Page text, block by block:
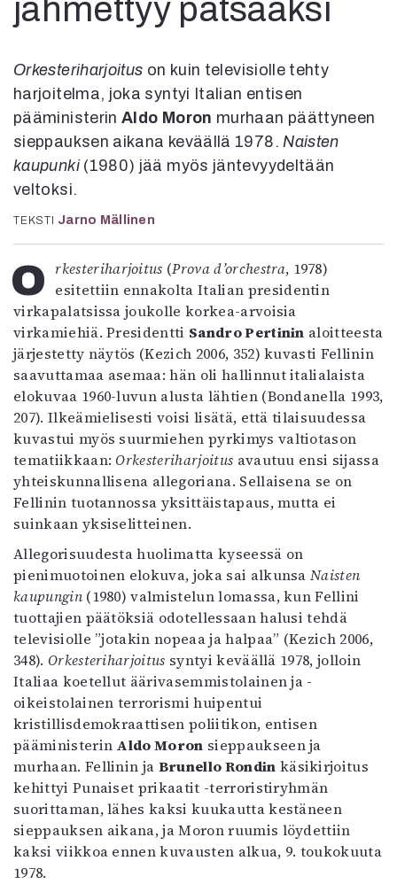
Kirjat
In English
Arkisto
Lehdet
4/2026
2–3/2026
Lehtiarkisto
Info
Tilaus ja irtonumerot
Yhteistyössä
Toimitus
Mediatiedot
Kaltio ry
jähmettyy patsaaksi
Orkesteriharjoitus on kuin televisiolle tehty
harjoitelma, joka syntyi Italian entisen
pääministerinAldo Moron murhaan päättyneen
sieppauksen aikana keväällä 1978.Naisten
kaupunki(1980) jää myös jäntevyydeltään
veltoksi.
TEKSTI Jarno Mällinen
Orkesteriharjoitus (Prova d’orchestra, 1978)
esitettiin ennakolta Italian presidentin
virkapalatsissa joukolle korkea-arvoisia
virkamiehiä. Presidentti Sandro Pertinin aloitteesta
järjestetty näytös (Kezich 2006, 352) kuvasti Fellinin
saavuttamaa asemaa: hän oli hallinnut italialaista
elokuvaa 1960-luvun alusta lähtien (Bondanella 1993,
207). Ilkeämielisesti voisi lisätä, että tilaisuudessa
kuvastui myös suurmiehen pyrkimys valtiotason
tematiikkaan: Orkesteriharjoitus avautuu ensi sijassa
yhteiskunnallisena allegoriana. Sellaisena se on
Fellinin tuotannossa yksittäistapaus, mutta ei
suinkaan yksiselitteinen.
Allegorisuudesta huolimatta kyseessä on
pienimuotoinen elokuva, joka sai alkunsaNaisten
kaupungin(1980) valmistelun lomassa, kun Fellini
tuottajien päätöksiä odotellessaan halusi tehdä
televisiolle ”jotakin nopeaa ja halpaa” (Kezich 2006,
348). Orkesteriharjoitus syntyi keväällä 1978, jolloin
Italiaa koetellut äärivasemmistolainen ja -
oikeistolainen terrorismi huipentui
kristillisdemokraattisen poliitikon, entisen
pääministerin Aldo Moron sieppaukseen ja
murhaan. Fellinin ja Brunello Rondin käsikirjoitus
kehittyi Punaiset prikaatit -terroristiryhmän
suorittaman, lähes kaksi kuukautta kestäneen
sieppauksen aikana, ja Moron ruumis löydettiin
kaksi viikkoa ennen kuvausten alkua, 9. toukokuuta
1978.